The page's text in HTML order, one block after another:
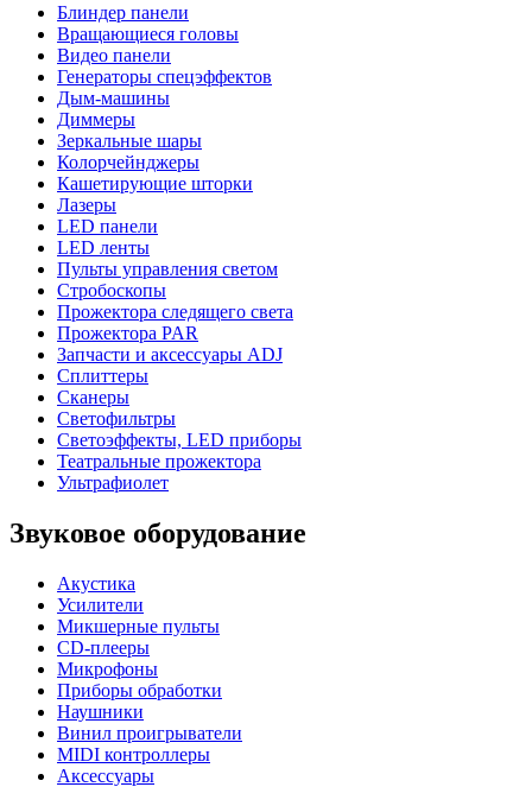
Блиндер панели
Вращающиеся головы
Видео панели
Генераторы спецэффектов
Дым-машины
Диммеры
Зеркальные шары
Колорчейнджеры
Кашетирующие шторки
Лазеры
LED панели
LED ленты
Пульты управления светом
Стробоскопы
Прожектора следящего света
Прожектора PAR
Запчасти и аксессуары ADJ
Сплиттеры
Сканеры
Светофильтры
Светоэффекты, LED приборы
Театральные прожектора
Ультрафиолет
Звуковое оборудование
Акустика
Усилители
Микшерные пульты
CD-плееры
Микрофоны
Приборы обработки
Наушники
Винил проигрыватели
MIDI контроллеры
Аксессуары